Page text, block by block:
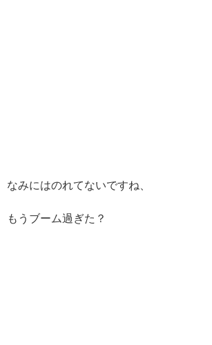
なみにはのれてないですね、
もうブーム過ぎた？